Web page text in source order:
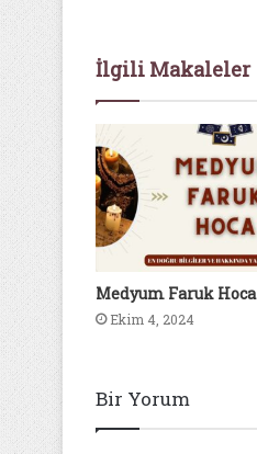
İlgili Makaleler
Medyum Faruk Hoca
Ekim 4, 2024
Bir Yorum